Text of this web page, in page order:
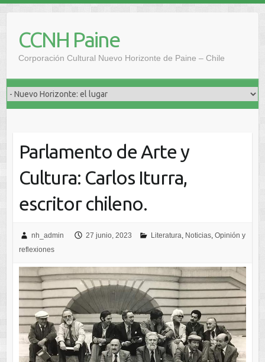
contenidoCCNH Paine
Corporación Cultural Nuevo Horizonte de Paine – Chile
Parlamento de Arte y
Cultura: Carlos Iturra,
escritor chileno.
nh_admin 27 junio, 2023 Literatura, Noticias, Opinión y
reflexiones